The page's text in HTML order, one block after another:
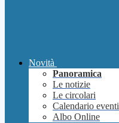
Novità
Panoramica
Le notizie
Le circolari
Calendario eventi
Albo Online